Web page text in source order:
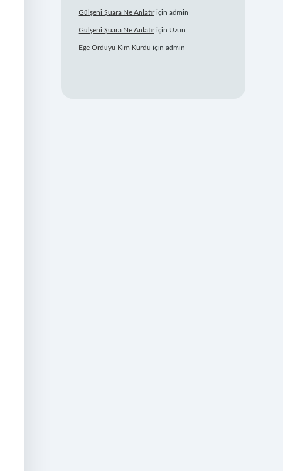
Gülşeni Şuara Ne Anlatıriçin admin
Gülşeni Şuara Ne Anlatıriçin Uzun
Ege Orduyu Kim Kurdu için admin